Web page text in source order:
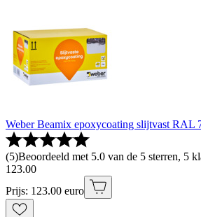
Weber Beamix epoxycoating slijtvast RAL
(5)Beoordeeld met 5.0 van de 5 sterren, 5
123.00
Prijs: 123.00 euro